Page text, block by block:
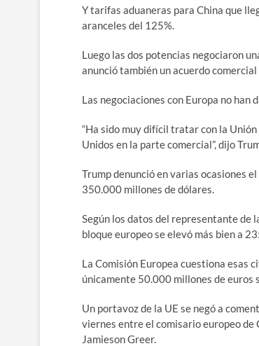
Y tarifas aduaneras para China que
aranceles del 125%.
Luego las dos potencias negociaron
anunció también un acuerdo
Las negociaciones con Europa no han
“Ha sido muy difícil tratar con la
Unidos en la parte comercial”, dijo
Trump denunció en varias ocasiones
350.000 millones de dólares.
Según los datos del representante de
bloque europeo se elevó más bien a
La Comisión Europea cuestiona esas
únicamente 50.000 millones de euros
Un portavoz de la UE se negó a
viernes entre el comisario europeo de
Jamieson Greer.